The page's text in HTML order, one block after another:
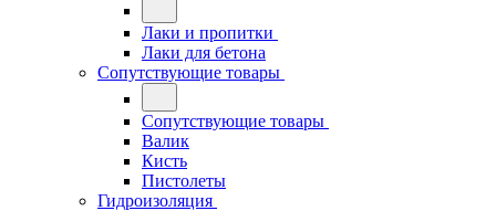
Лаки и пропитки
Лаки для бетона
Сопутствующие товары
Сопутствующие товары
Валик
Кисть
Пистолеты
Гидроизоляция